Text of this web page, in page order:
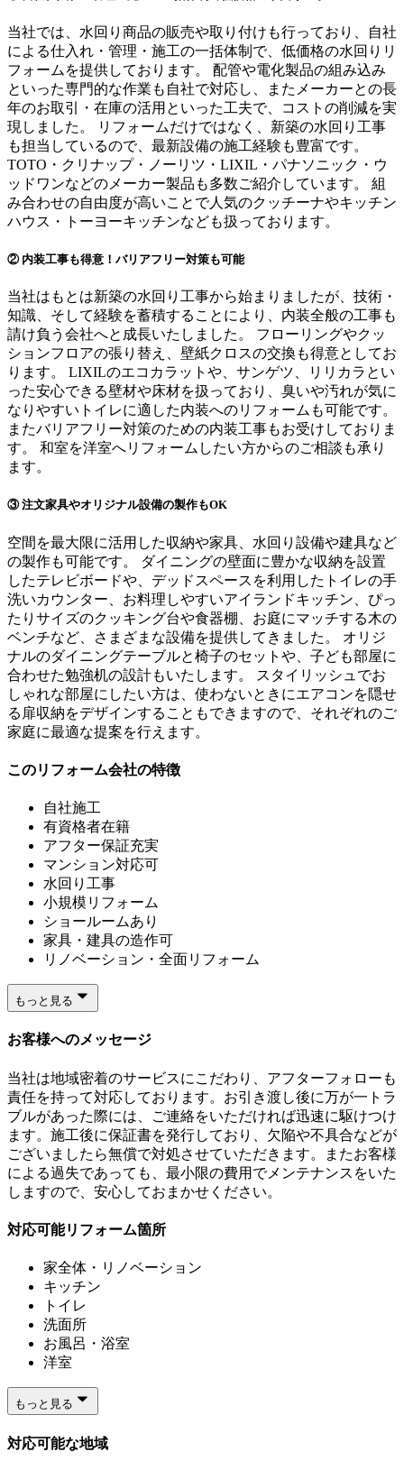
当社では、水回り商品の販売や取り付けも行っており、自社
による仕入れ・管理・施工の一括体制で、低価格の水回りリ
フォームを提供しております。 配管や電化製品の組み込み
といった専門的な作業も自社で対応し、またメーカーとの長
年のお取引・在庫の活用といった工夫で、コストの削減を実
現しました。 リフォームだけではなく、新築の水回り工事
も担当しているので、最新設備の施工経験も豊富です。
TOTO・クリナップ・ノーリツ・LIXIL・パナソニック・ウ
ッドワンなどのメーカー製品も多数ご紹介しています。 組
み合わせの自由度が高いことで人気のクッチーナやキッチン
ハウス・トーヨーキッチンなども扱っております。
② 内装工事も得意！バリアフリー対策も可能
当社はもとは新築の水回り工事から始まりましたが、技術・
知識、そして経験を蓄積することにより、内装全般の工事も
請け負う会社へと成長いたしました。 フローリングやクッ
ションフロアの張り替え、壁紙クロスの交換も得意としてお
ります。 LIXILのエコカラットや、サンゲツ、リリカラとい
った安心できる壁材や床材を扱っており、臭いや汚れが気に
なりやすいトイレに適した内装へのリフォームも可能です。
またバリアフリー対策のための内装工事もお受けしておりま
す。 和室を洋室へリフォームしたい方からのご相談も承り
ます。
③ 注文家具やオリジナル設備の製作もOK
空間を最大限に活用した収納や家具、水回り設備や建具など
の製作も可能です。 ダイニングの壁面に豊かな収納を設置
したテレビボードや、デッドスペースを利用したトイレの手
洗いカウンター、お料理しやすいアイランドキッチン、ぴっ
たりサイズのクッキング台や食器棚、お庭にマッチする木の
ベンチなど、さまざまな設備を提供してきました。 オリジ
ナルのダイニングテーブルと椅子のセットや、子ども部屋に
合わせた勉強机の設計もいたします。 スタイリッシュでお
しゃれな部屋にしたい方は、使わないときにエアコンを隠せ
る扉収納をデザインすることもできますので、それぞれのご
家庭に最適な提案を行えます。
このリフォーム会社の特徴
自社施工
有資格者在籍
アフター保証充実
マンション対応可
水回り工事
小規模リフォーム
ショールームあり
家具・建具の造作可
リノベーション・全面リフォーム
もっと見る
お客様へのメッセージ
当社は地域密着のサービスにこだわり、アフターフォローも
責任を持って対応しております。お引き渡し後に万が一トラ
ブルがあった際には、ご連絡をいただければ迅速に駆けつけ
ます。施工後に保証書を発行しており、欠陥や不具合などが
ございましたら無償で対処させていただきます。またお客様
による過失であっても、最小限の費用でメンテナンスをいた
しますので、安心しておまかせください。
対応可能リフォーム箇所
家全体・リノベーション
キッチン
トイレ
洗面所
お風呂・浴室
洋室
もっと見る
対応可能な地域